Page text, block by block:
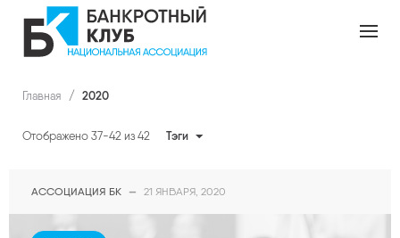
Главная / 2020
Отображено 37-42 из 42 Тэги
АССОЦИАЦИЯ БК — 21 ЯНВАРЯ, 2020